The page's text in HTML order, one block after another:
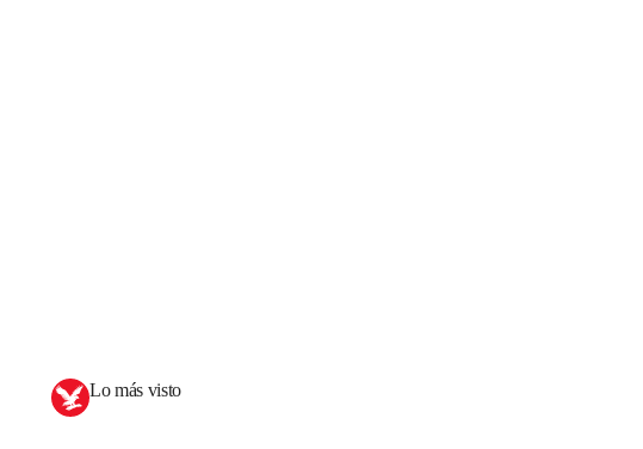
Lo más visto